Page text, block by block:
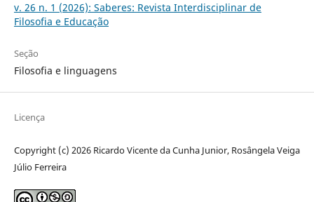
v. 26 n. 1 (2026): Saberes: Revista Interdisciplinar de
Filosofia e Educação
Seção
Filosofia e linguagens
Licença
Copyright (c) 2026 Ricardo Vicente da Cunha Junior, Rosângela Veiga
Júlio Ferreira